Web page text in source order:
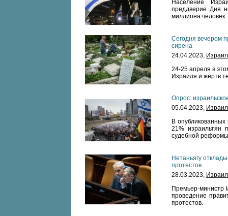
Население
преддверие Дня
миллиона человек.
Сегодня вечером
сирена
24.04.2023,
24-25 апреля в
Израиля и жертв
Опрос:
05.04.2023,
В опубликованных
21% израильтян
судебной
Нетаньягу
протестов
28.03.2023,
Премьер-министр
проведение
протестов.